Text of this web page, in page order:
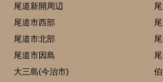
尾道新開周辺
尾道市西部
尾道市北部
尾道市因島
大三島(今治市)